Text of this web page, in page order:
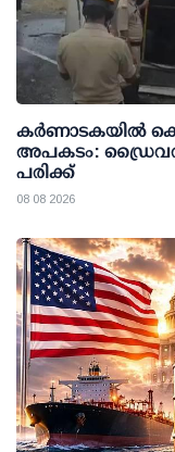
കര്‍ണാടകയില്‍
അപകടം: ഡ്രൈവറും
പരിക്ക്
08 08 2026